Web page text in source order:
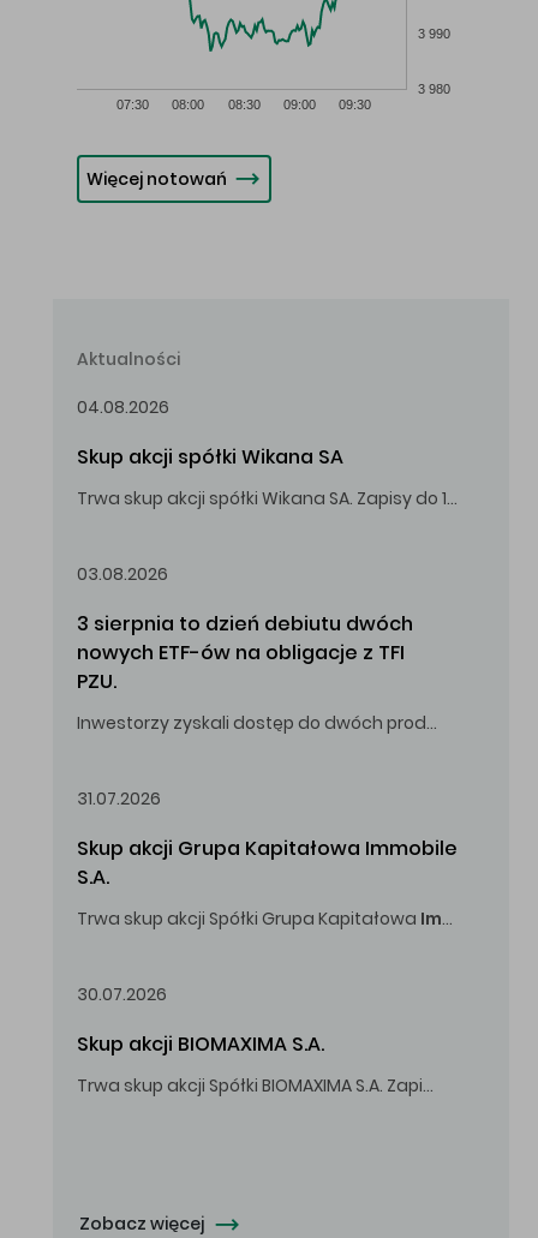
08:00 09:00
07:30 08:30 09:30
3 980
3 990
Więcej notowań
Aktualności
04.08.2026
Skup akcji spółki Wikana SA
Trwa skup akcji spółki Wikana SA. Zapisy do 14.08.2026 r. do godz. 16.00.
03.08.2026
3 sierpnia to dzień debiutu dwóch
nowych ETF-ów na obligacje z TFI
PZU.
Inwestorzy zyskali dostęp do dwóch produktów umożliwiających inwestowanie w obligacje skarbowe.
31.07.2026
Skup akcji Grupa Kapitałowa Immobile
S.A.
Trwa skup akcji Spółki Grupa Kapitałowa Immobile
30.07.2026
Skup akcji BIOMAXIMA S.A.
Trwa skup akcji Spółki BIOMAXIMA S.A. Zapisy do 4 sierpnia 2026 r. do godz. 16.00.
Zobacz więcej